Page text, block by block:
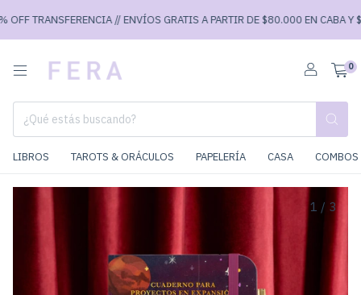
TRANSFERENCIA // ENVÍOS GRATIS A PARTIR DE $80.000 EN CABA Y
0
LIBROS TAROTS & ORÁCULOS PAPELERÍA CASA
1 / 3